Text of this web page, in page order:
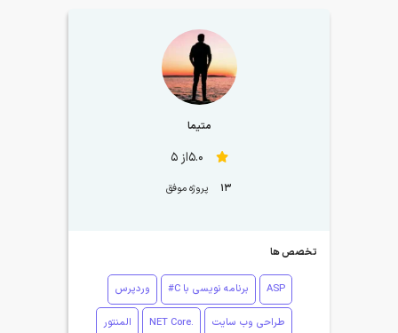
متیما
5.0از 5
13 پروژه موفق
تخصص ها
ASP برنامه نویسی با C# وردپرس
طراحی وب سایت .NET Core المنتور